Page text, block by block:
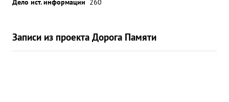
Записи из проекта Дорога Памяти